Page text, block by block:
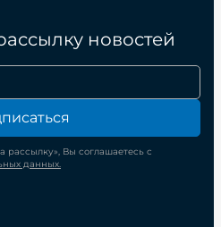
новостей
Вы соглашаетесь с
данных.